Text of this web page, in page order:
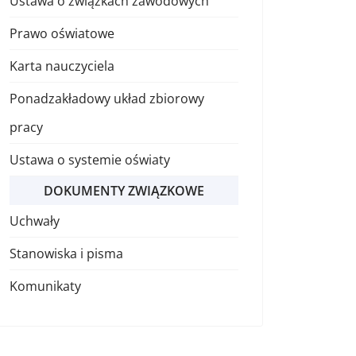
zawodowych
Prawo oświatowe
Karta nauczyciela
Ponadzakładowy układ zbiorowy
pracy
Ustawa o systemie oświaty
DOKUMENTY ZWIĄZKOWE
Uchwały
Stanowiska i pisma
Komunikaty